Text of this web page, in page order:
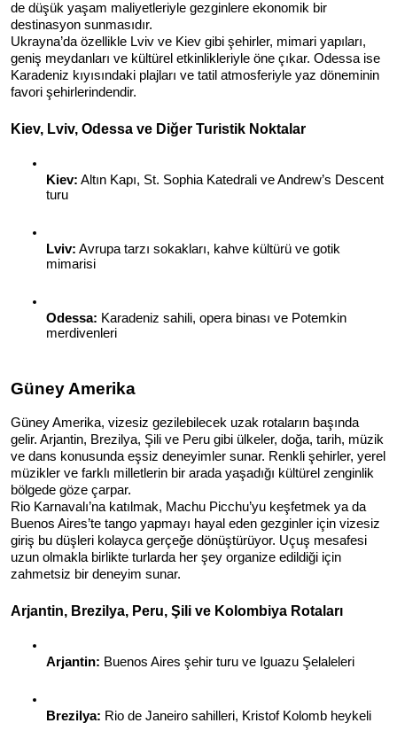
de düşük yaşam maliyetleriyle gezginlere ekonomik bir
destinasyon sunmasıdır.
Ukrayna’da özellikle Lviv ve Kiev gibi şehirler, mimari yapıları,
geniş meydanları ve kültürel etkinlikleriyle öne çıkar. Odessa ise
Karadeniz kıyısındaki plajları ve tatil atmosferiyle yaz döneminin
favori şehirlerindendir.
Kiev, Lviv, Odessa ve Diğer Turistik Noktalar
Kiev: Altın Kapı, St. Sophia Katedrali ve Andrew’s Descent
turu
Lviv: Avrupa tarzı sokakları, kahve kültürü ve gotik
mimarisi
Odessa: Karadeniz sahili, opera binası ve Potemkin
merdivenleri
Güney Amerika
Güney Amerika, vizesiz gezilebilecek uzak rotaların başında
gelir. Arjantin, Brezilya, Şili ve Peru gibi ülkeler, doğa, tarih, müzik
ve dans konusunda eşsiz deneyimler sunar. Renkli şehirler, yerel
müzikler ve farklı milletlerin bir arada yaşadığı kültürel zenginlik
bölgede göze çarpar.
Rio Karnavalı’na katılmak, Machu Picchu’yu keşfetmek ya da
Buenos Aires’te tango yapmayı hayal eden gezginler için vizesiz
giriş bu düşleri kolayca gerçeğe dönüştürüyor. Uçuş mesafesi
uzun olmakla birlikte turlarda her şey organize edildiği için
zahmetsiz bir deneyim sunar.
Arjantin, Brezilya, Peru, Şili ve Kolombiya Rotaları
Arjantin: Buenos Aires şehir turu ve Iguazu Şelaleleri
Brezilya: Rio de Janeiro sahilleri, Kristof Kolomb heykeli